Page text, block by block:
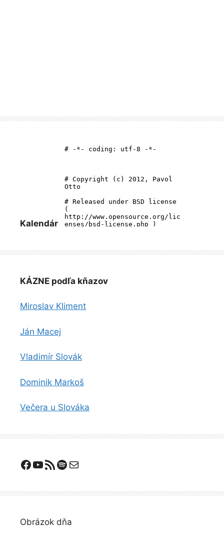
Kalendár
KÁZNE podľa kňazov
Miroslav Kliment
Ján Macej
Vladimír Slovák
Dominik Markoš
Večera u Slováka
Facebook
YouTube
Odoberanie RSSSpotify
E-mail
Obrázok dňa